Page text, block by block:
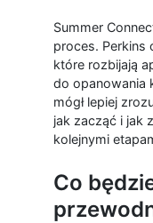
Summer
proces. Perkins
które rozbijają
do opanowania
mógł lepiej
jak zacząć i jak
kolejnymi
Co